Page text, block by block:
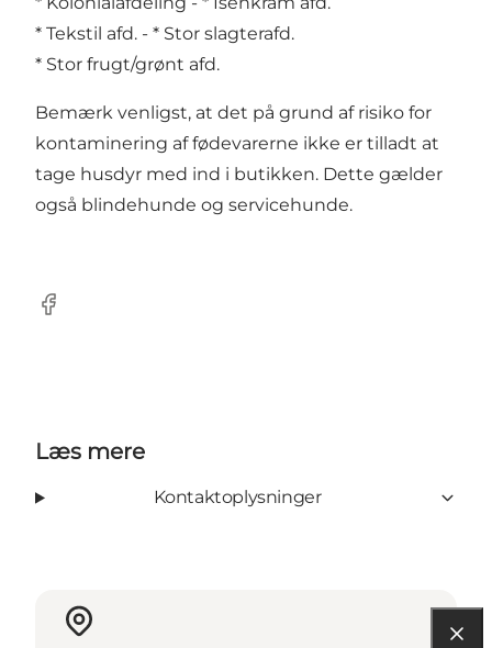
* Tekstil afd. - * Stor slagterafd.
* Stor frugt/grønt afd.
Bemærk venligst, at det på grund af risiko for
kontaminering af fødevarerne ikke er tilladt at
tage husdyr med ind i butikken. Dette gælder
også blindehunde og servicehunde.
Facebook
Læs mere
Kontaktoplysninger